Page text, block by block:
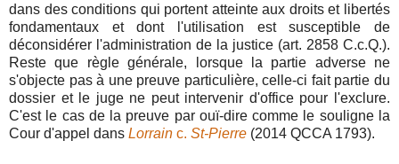
dans des conditions qui portent atteinte aux droits et libertés
fondamentaux et dont l'utilisation est susceptible de
déconsidérer l'administration de la justice (art. 2858 C.c.Q.).
Reste que règle générale, lorsque la partie adverse ne
s'objecte pas à une preuve particulière, celle-ci fait partie du
dossier et le juge ne peut intervenir d'office pour l'exclure.
C'est le cas de la preuve par ouï-dire comme le souligne la
Cour d'appel dans Lorrain c. St-Pierre (2014 QCCA 1793).